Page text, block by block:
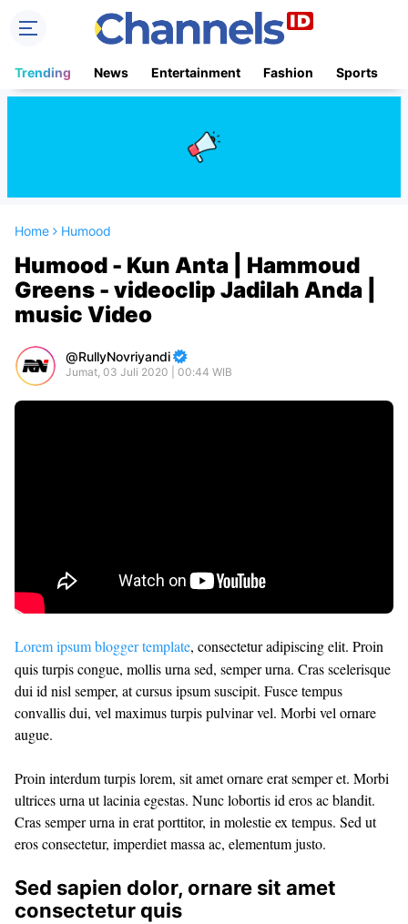
Trending News Entertainment Fashion Sports
Home Humood
Humood - Kun Anta | Hammoud
Greens - videoclip Jadilah Anda |
music Video
RullyNovriyandi
Jumat, 03 Juli 2020 | 00:44 WIB
Lorem ipsum blogger template, consectetur adipiscing elit. Proin
quis turpis congue, mollis urna sed, semper urna. Cras scelerisque
dui id nisl semper, at cursus ipsum suscipit. Fusce tempus
convallis dui, vel maximus turpis pulvinar vel. Morbi vel ornare
augue.
Proin interdum turpis lorem, sit amet ornare erat semper et. Morbi
ultrices urna ut lacinia egestas. Nunc lobortis id eros ac blandit.
Cras semper urna in erat porttitor, in molestie ex tempus. Sed ut
eros consectetur, imperdiet massa ac, elementum justo.
Sed sapien dolor, ornare sit amet
consectetur quis